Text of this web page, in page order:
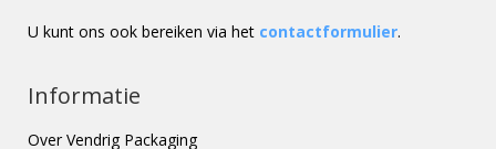
U kunt ons ook bereiken via het contactformulier.
Informatie
Over Vendrig Packaging